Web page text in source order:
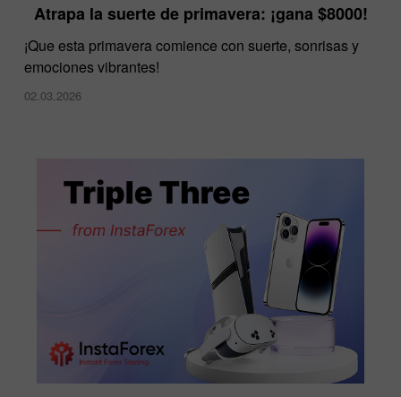
Atrapa la suerte de primavera: ¡gana $8000!
¡Que esta primavera comience con suerte, sonrisas y
emociones vibrantes!
02.03.2026